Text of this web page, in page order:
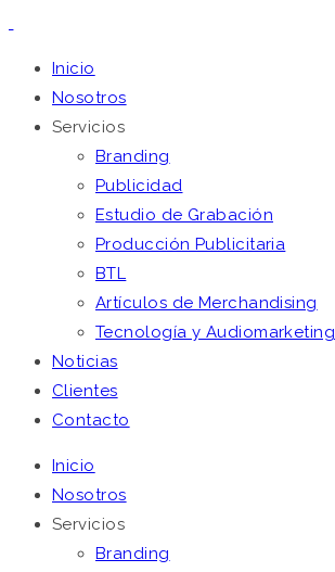
Inicio
Nosotros
Servicios
Branding
Publicidad
Estudio de Grabación
Producción Publicitaria
BTL
Artículos de Merchandising
Tecnología y Audiomarketing
Noticias
Clientes
Contacto
Inicio
Nosotros
Servicios
Branding